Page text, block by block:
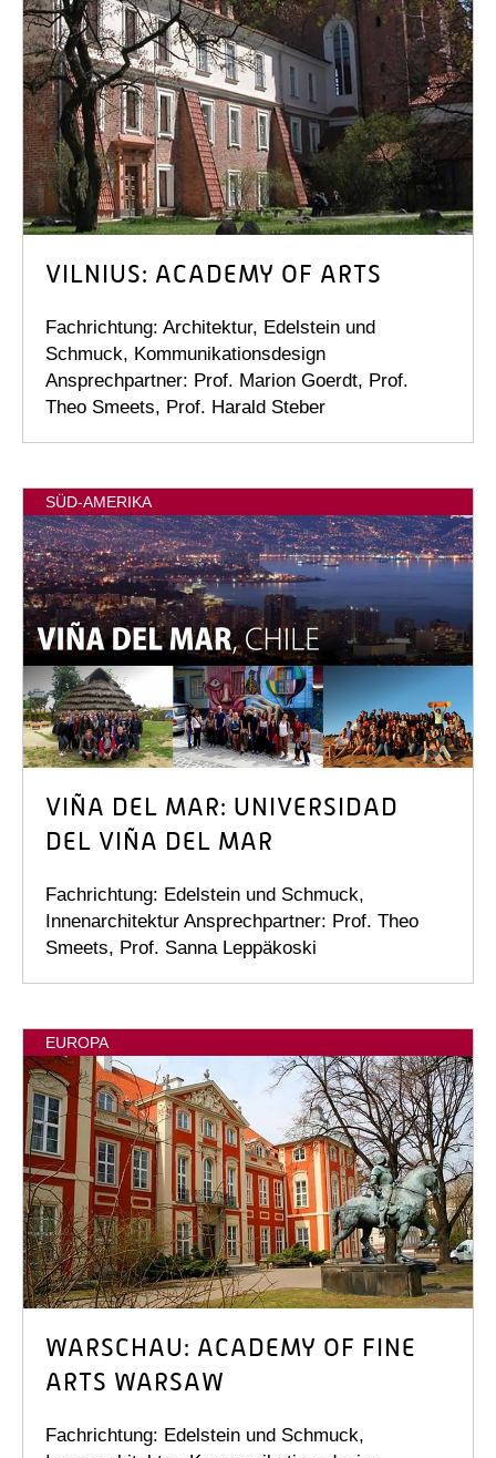
VILNIUS: ACADEMY OF ARTS
Fachrichtung: Architektur, Edelstein und
Schmuck, Kommunikationsdesign
Ansprechpartner: Prof. Marion Goerdt, Prof.
Theo Smeets, Prof. Harald Steber
SÜD-AMERIKA
VIÑA DEL MAR: UNIVERSIDAD
DEL VIÑA DEL MAR
Fachrichtung: Edelstein und Schmuck,
Innenarchitektur Ansprechpartner: Prof. Theo
Smeets, Prof. Sanna Leppäkoski
EUROPA
WARSCHAU: ACADEMY OF FINE
ARTS WARSAW
Fachrichtung: Edelstein und Schmuck,